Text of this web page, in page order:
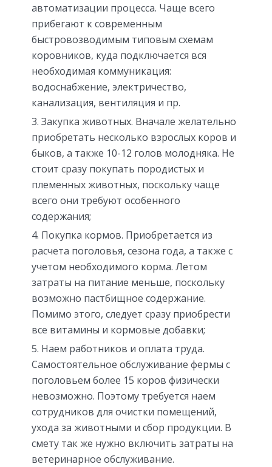
автоматизации процесса. Чаще всего
прибегают к современным
быстровозводимым типовым схемам
коровников, куда подключается вся
необходимая коммуникация:
водоснабжение, электричество,
канализация, вентиляция и пр.
Закупка животных. Вначале желательно
приобретать несколько взрослых коров и
быков, а также 10-12 голов молодняка. Не
стоит сразу покупать породистых и
племенных животных, поскольку чаще
всего они требуют особенного
содержания;
Покупка кормов. Приобретается из
расчета поголовья, сезона года, а также с
учетом необходимого корма. Летом
затраты на питание меньше, поскольку
возможно пастбищное содержание.
Помимо этого, следует сразу приобрести
все витамины и кормовые добавки;
Наем работников и оплата труда.
Самостоятельное обслуживание фермы с
поголовьем более 15 коров физически
невозможно. Поэтому требуется наем
сотрудников для очистки помещений,
ухода за животными и сбор продукции. В
смету так же нужно включить затраты на
ветеринарное обслуживание.